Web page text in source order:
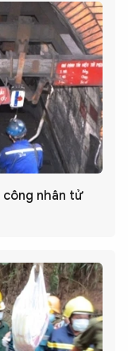
công nhân tử